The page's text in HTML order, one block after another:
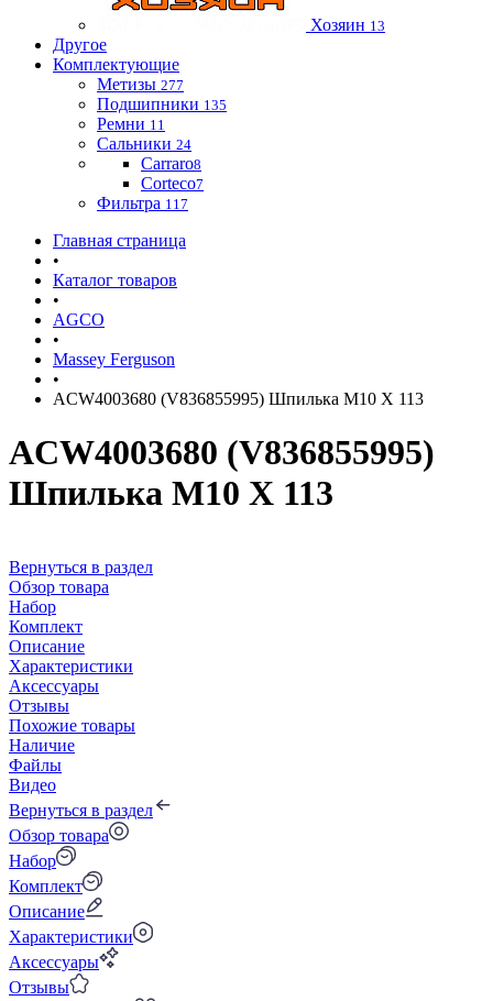
Хозяин 13
Другое
Комплектующие
Метизы 277
Подшипники 135
Ремни 11
Сальники 24
Carraro8
Corteco7
Фильтра 117
Главная страница
•
Каталог товаров
•
AGCO
•
Massey Ferguson
•
ACW4003680 (V836855995) Шпилька M10 X 113
ACW4003680 (V836855995)
Шпилька M10 X 113
Вернуться в раздел
Обзор товара
Набор
Комплект
Описание
Характеристики
Аксессуары
Отзывы
Похожие товары
Наличие
Файлы
Видео
Вернуться в раздел
Обзор товара
Набор
Комплект
Описание
Характеристики
Аксессуары
Отзывы